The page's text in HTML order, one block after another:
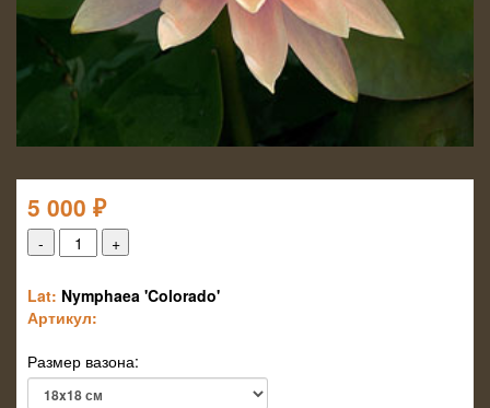
5 000 ₽
Lat: Nymphaea 'Colorado'
Артикул:
Размер вазона: